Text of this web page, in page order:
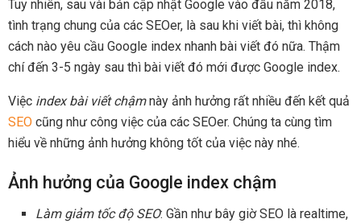
Tuy nhiên, sau vài bản cập nhật Google vào đầu năm 2018,
tình trạng chung của các SEOer, là sau khi viết bài, thì không
cách nào yêu cầu Google index nhanh bài viết đó nữa. Thậm
chí đến 3-5 ngày sau thì bài viết đó mới được Google index.
Việc index bài viết chậmnày ảnh hưởng rất nhiều đến kết quả
SEO cũng như công việc của các SEOer. Chúng ta cùng tìm
hiểu về những ảnh hưởng không tốt của việc này nhé.
Ảnh hưởng của Google index chậm
Làm giảm tốc độ SEO: Gần như bây giờ SEO là realtime,